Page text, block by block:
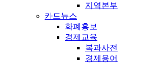
지역본부
카드뉴스
화폐홍보
경제교육
복과사전
경제용어